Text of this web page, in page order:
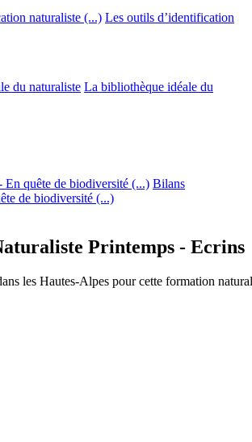
naturaliste (...) Les outils d’identification
du naturaliste La bibliothèque idéale du
En quête de biodiversité (...) Bilans
de biodiversité (...)
Printemps - Ecrins
les Hautes-Alpes pour cette formation